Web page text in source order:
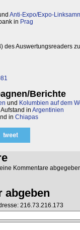
Anti-Expo/Expo-
in Prag
des Auswertungsreaders
Berichte
und Kolumbien auf dem
in Argentinien
in Chiapas
Kommentare
abgeben
216.73.216.173